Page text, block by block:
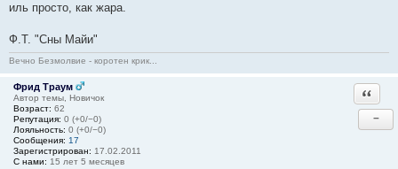
иль просто, как жара.
Ф.Т. "Сны Майи"
Вечно Безмолвие - коротен крик...
Фрид Траум
Автор темы, Новичок
Возраст: 62
Репутация: 0 (+0/−0)
Лояльность: 0 (+0/−0)
Сообщения: 17
Зарегистрирован: 17.02.2011
С нами: 15 лет 5 месяцев
−